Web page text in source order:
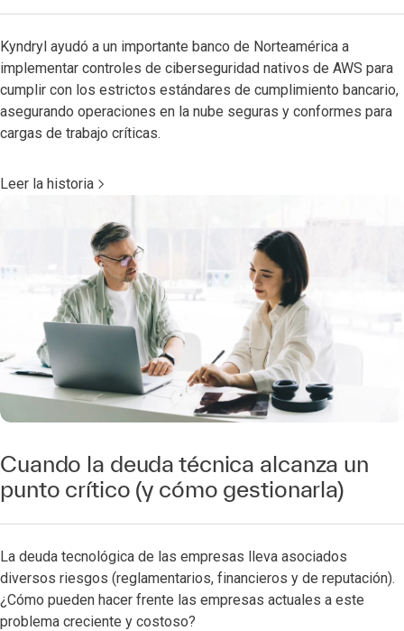
Kyndryl ayudó a un importante banco de Norteamérica a
implementar controles de ciberseguridad nativos de AWS para
cumplir con los estrictos estándares de cumplimiento bancario,
asegurando operaciones en la nube seguras y conformes para
cargas de trabajo críticas.
Leer la historia
Cuando la deuda técnica alcanza un
punto crítico (y cómo gestionarla)
La deuda tecnológica de las empresas lleva asociados
diversos riesgos (reglamentarios, financieros y de reputación).
¿Cómo pueden hacer frente las empresas actuales a este
problema creciente y costoso?